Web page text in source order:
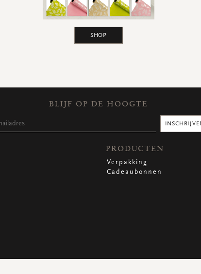
SHOP
BLIJF OP DE HOOGTE
PRODUCTEN
Verpakking
Cadeaubonnen